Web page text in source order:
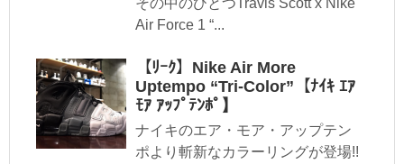
Air Force 1 “...
【ﾘｰｸ】Nike Air More
Uptempo “Tri-Color”【ﾅｲｷ ｴｱ
ﾓｱ ｱｯﾌﾟﾃﾝﾎﾟ】
ナイキのエア・モア・アップテン
ポより斬新なカラーリングが登場!!